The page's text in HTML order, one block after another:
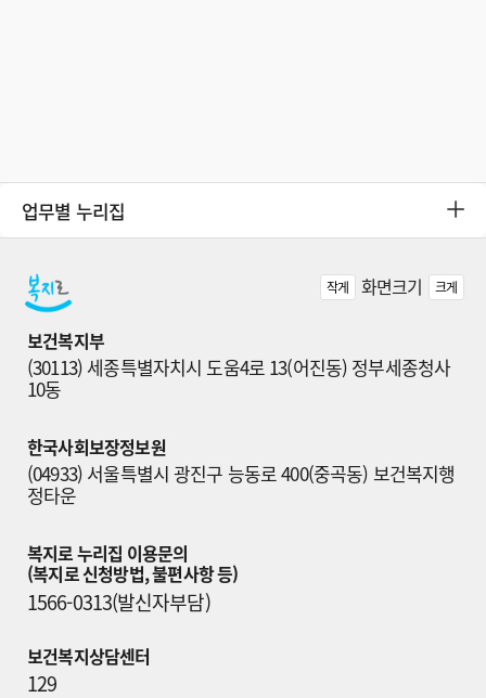
업무별 누리집
작게 화면크기 크게
보건복지부
(30113) 세종특별자치시 도움4로 13(어진동) 정부세종청사
10동
한국사회보장정보원
(04933) 서울특별시 광진구 능동로 400(중곡동) 보건복지행
정타운
복지로 누리집 이용문의
(복지로 신청방법, 불편사항 등)
1566-0313(발신자부담)
보건복지상담센터
129